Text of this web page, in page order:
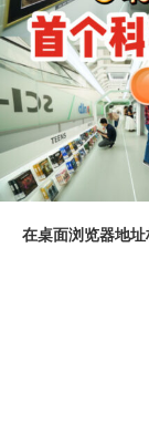
在桌面浏览器地址